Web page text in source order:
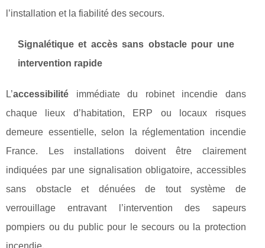
l’installation et la fiabilité des secours.
Signalétique et accès sans obstacle pour une
intervention rapide
L’accessibilité immédiate du robinet incendie dans
chaque lieux d’habitation, ERP ou locaux risques
demeure essentielle, selon la réglementation incendie
France. Les installations doivent être clairement
indiquées par une signalisation obligatoire, accessibles
sans obstacle et dénuées de tout système de
verrouillage entravant l’intervention des sapeurs
pompiers ou du public pour le secours ou la protection
incendie.